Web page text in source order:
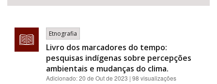
Etnografia
Livro dos marcadores do tempo:
pesquisas indígenas sobre percepções
ambientais e mudanças do clima.
Adicionado:20 de Out de 2023 | 98 visualizações